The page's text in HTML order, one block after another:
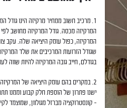
1. מרכיב חשוב ממחיר מרקיזה הינו גודל
המרקיזה מכסה. גודל המרקיזה מחושב לפי
המרקיזה, כפול עומק היציאה שלה. עקב
שגודל הזרועות המרכיבים את שלד
בגודלם, חייב גובה המרקיזה להיות שווה
2. במקרים בהם עומק היציאה של המרקיזה
ישנו פתרון של הוספת חלק קבוע וממנו
– קונסטרוקציה מברזל מגולוון, שמוצמד